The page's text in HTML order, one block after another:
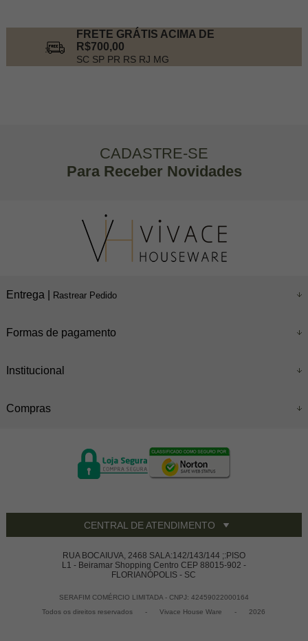
FRETE GRÁTIS ACIMA DE
R$700,00
SC SP PR RS RJ MG
CADASTRE-SE
Para Receber Novidades
Entrega | Rastrear Pedido
Formas de pagamento
Institucional
Compras
CENTRAL DE ATENDIMENTO
RUA BOCAIUVA, 2468 SALA:142/143/144 ;:PISO
L1 - Beiramar Shopping Centro CEP 88015-902 -
FLORIANÓPOLIS - SC
SERAFIM COMÉRCIO LIMITADA - CNPJ: 42459022000164
Todos os direitos reservados
- Vivace House Ware - 2026